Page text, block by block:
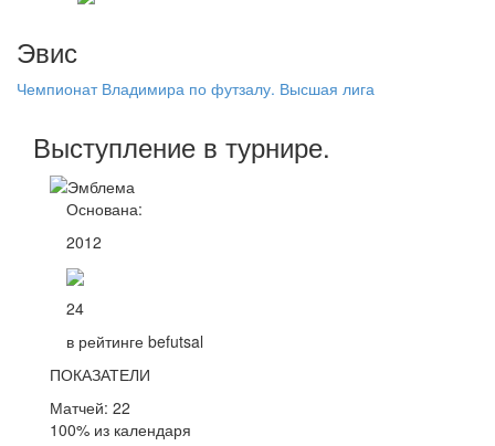
Эвис
Чемпионат Владимира по футзалу. Высшая лига
Выступление в турнире.
Основана:
2012
24
в рейтинге befutsal
ПОКАЗАТЕЛИ
Матчей: 22
100% из календаря